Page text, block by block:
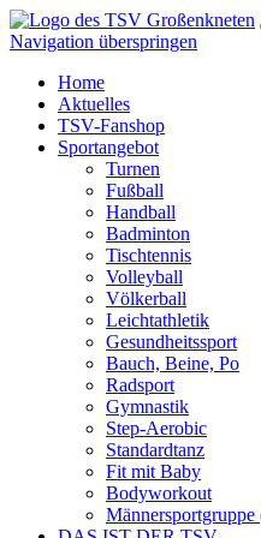
Navigation überspringen
Home
Aktuelles
TSV-Fanshop
Sportangebot
Turnen
Fußball
Handball
Badminton
Tischtennis
Volleyball
Völkerball
Leichtathletik
Gesundheitssport
Bauch, Beine, Po
Radsport
Gymnastik
Step-Aerobic
Standardtanz
Fit mit Baby
Bodyworkout
Männersportgruppe